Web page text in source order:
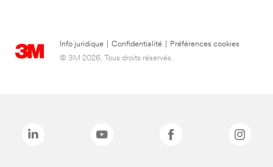
Info juridique Confidentialité
Préférences cookies
© 3M 2026. Tous droits réservés.